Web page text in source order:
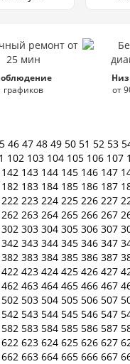
графиков
от
46 47 48 49 50 51 52 53
102 103 104 105 106 107
142 143 144 145 146 147
182 183 184 185 186 187
222 223 224 225 226 227
262 263 264 265 266 267
302 303 304 305 306 307
342 343 344 345 346 347
382 383 384 385 386 387
422 423 424 425 426 427
462 463 464 465 466 467
502 503 504 505 506 507
542 543 544 545 546 547
582 583 584 585 586 587
622 623 624 625 626 627
662 663 664 665 666 667